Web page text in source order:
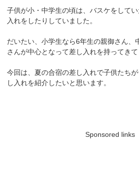
子供が小・中学生の頃は、バスケをして
入れをしたりしていました。
だいたい、小学生なら6年生の親御さん、
さんが中心となって差し入れを持ってきて
今回は、夏の合宿の差し入れで子供たち
し入れを紹介したいと思います。
Sponsored links